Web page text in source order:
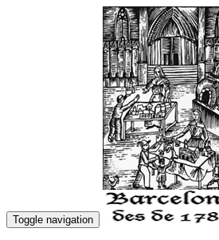
Toggle navigation